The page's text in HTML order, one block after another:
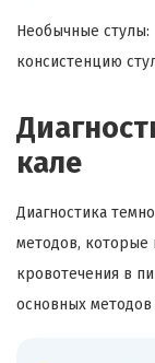
Необычные
консистенцию
кале
Диагностика
методов, которые
кровотечения в
основных методов